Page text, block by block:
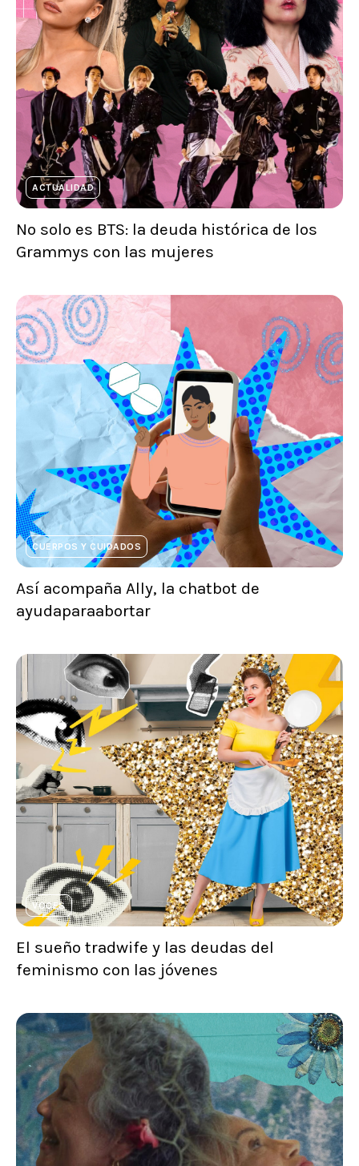
ACTUALIDAD
No solo es BTS: la deuda histórica de los
Grammys con las mujeres
CUERPOS Y CUIDADOS
Así acompaña Ally, la chatbot de
ayudaparaabortar
VOCES
El sueño tradwife y las deudas del
feminismo con las jóvenes